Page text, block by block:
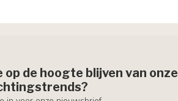
op de hoogte blijven van onze